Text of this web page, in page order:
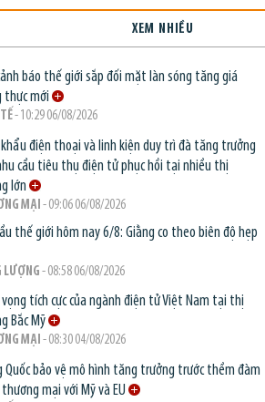
XEM NHIỀU
báo thế giới sắp đối mặt làn sóng tăng giá
thực mới
- 10:29 06/08/2026
điện thoại và linh kiện duy trì đà tăng trưởng
cầu tiêu thụ điện tử phục hồi tại nhiều thị
lớn
MẠI - 09:06 06/08/2026
thế giới hôm nay 6/8: Giằng co theo biên độ hẹp
LƯỢNG - 08:58 06/08/2026
vọng tích cực của ngành điện tử Việt Nam tại thị
Bắc Mỹ
MẠI - 08:30 04/08/2026
Quốc bảo vệ mô hình tăng trưởng trước thềm đàm
mại với Mỹ và EU